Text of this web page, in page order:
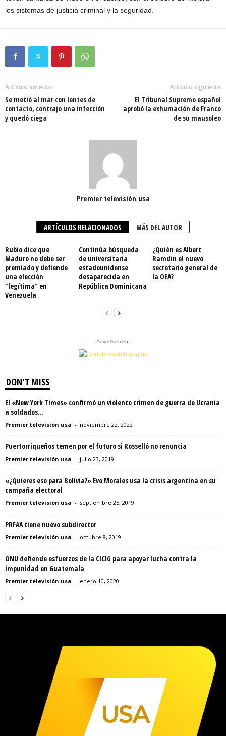
los sistemas de justicia criminal y la seguridad.
Artículo anterior
Se metió al mar con lentes de
contacto, contrajo una infección
y quedó ciega
Artículo siguiente
El Tribunal Supremo español
aprobó la exhumación de Franco
de su mausoleo
Premier televisión usa
ARTÍCULOS RELACIONADOS MÁS DEL AUTOR
Rubio dice que
Maduro no debe ser
premiado y defiende
una elección
“legítima” en
Venezuela
Continúa búsqueda
de universitaria
estadounidense
desaparecida en
República Dominicana
¿Quién es Albert
Ramdin el nuevo
secretario general de
la OEA?
- Advertisement -
DON'T MISS
El «New York Times» confirmó un violento crimen de guerra de Ucrania
a soldados...
Premier televisión usa - noviembre 22, 2022
Puertorriqueños temen por el futuro si Rosselló no renuncia
Premier televisión usa - julio 23, 2019
«¿Quieres eso para Bolivia?» Evo Morales usa la crisis argentina en su
campaña electoral
Premier televisión usa - septiembre 25, 2019
PRFAA tiene nuevo subdirector
Premier televisión usa - octubre 8, 2019
ONU defiende esfuerzos de la CICIG para apoyar lucha contra la
impunidad en Guatemala
Premier televisión usa - enero 10, 2020